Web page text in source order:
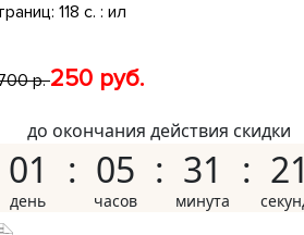
118 с. : ил
р.250 руб.
до окончания действия скидки
01 05 31 20